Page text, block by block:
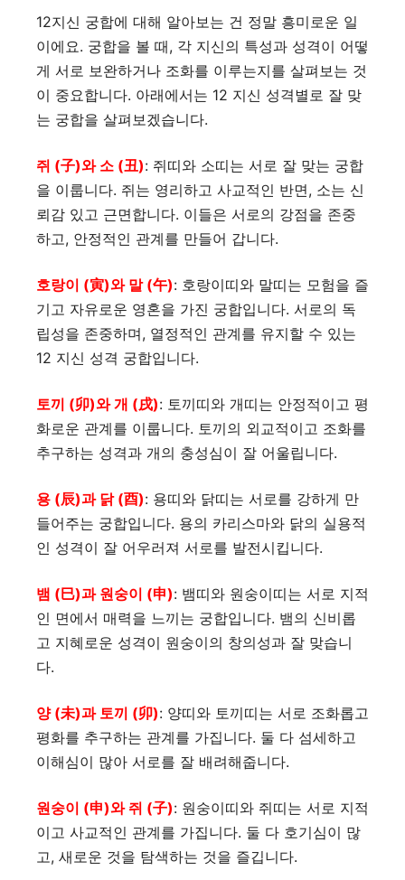
12지신 궁합에 대해 알아보는 건 정말 흥미로운 일
이에요. 궁합을 볼 때, 각 지신의 특성과 성격이 어떻
게 서로 보완하거나 조화를 이루는지를 살펴보는 것
이 중요합니다. 아래에서는 12 지신 성격별로 잘 맞
는 궁합을 살펴보겠습니다.
쥐 (子)와 소 (丑): 쥐띠와 소띠는 서로 잘 맞는 궁합
을 이룹니다. 쥐는 영리하고 사교적인 반면, 소는 신
뢰감 있고 근면합니다. 이들은 서로의 강점을 존중
하고, 안정적인 관계를 만들어 갑니다.
호랑이 (寅)와 말 (午): 호랑이띠와 말띠는 모험을 즐
기고 자유로운 영혼을 가진 궁합입니다. 서로의 독
립성을 존중하며, 열정적인 관계를 유지할 수 있는
12 지신 성격 궁합입니다.
토끼 (卯)와 개 (戌): 토끼띠와 개띠는 안정적이고 평
화로운 관계를 이룹니다. 토끼의 외교적이고 조화를
추구하는 성격과 개의 충성심이 잘 어울립니다.
용 (辰)과 닭 (酉): 용띠와 닭띠는 서로를 강하게 만
들어주는 궁합입니다. 용의 카리스마와 닭의 실용적
인 성격이 잘 어우러져 서로를 발전시킵니다.
뱀 (巳)과 원숭이 (申): 뱀띠와 원숭이띠는 서로 지적
인 면에서 매력을 느끼는 궁합입니다. 뱀의 신비롭
고 지혜로운 성격이 원숭이의 창의성과 잘 맞습니
다.
양 (未)과 토끼 (卯): 양띠와 토끼띠는 서로 조화롭고
평화를 추구하는 관계를 가집니다. 둘 다 섬세하고
이해심이 많아 서로를 잘 배려해줍니다.
원숭이 (申)와 쥐 (子): 원숭이띠와 쥐띠는 서로 지적
이고 사교적인 관계를 가집니다. 둘 다 호기심이 많
고, 새로운 것을 탐색하는 것을 즐깁니다.